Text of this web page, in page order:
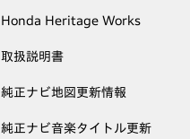
Honda Heritage Works
取扱説明書
純正ナビ地図更新情報
純正ナビ音楽タイトル更新